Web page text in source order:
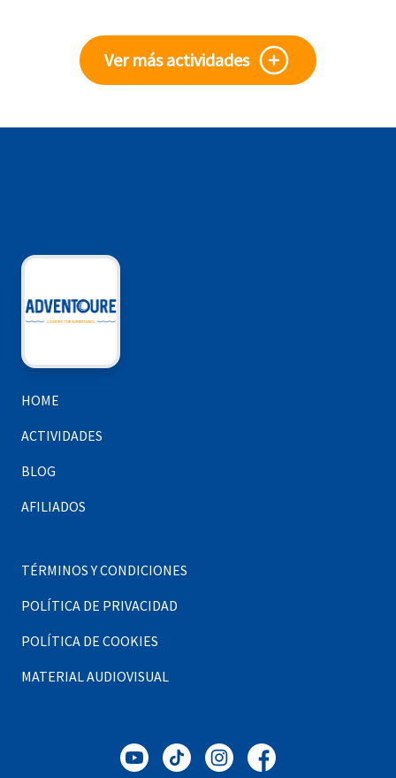
Ver más actividades
HOME
ACTIVIDADES
BLOG
AFILIADOS
TÉRMINOS Y CONDICIONES
POLÍTICA DE PRIVACIDAD
POLÍTICA DE COOKIES
MATERIAL AUDIOVISUAL